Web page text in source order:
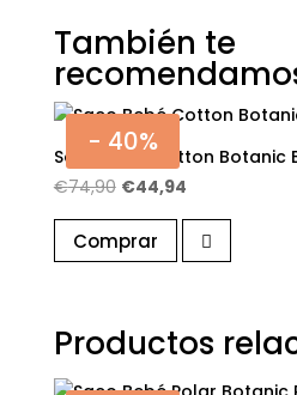
También te
- 40%
Saco Bebé Cotton Botanic
€74,90 El
precio
original
era:
€44,94El
precio
actual
es:
Comprar
Productos